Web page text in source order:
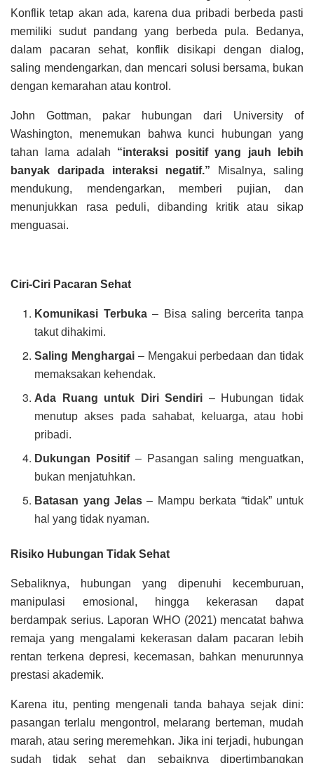
Konflik tetap akan ada, karena dua pribadi berbeda pasti
memiliki sudut pandang yang berbeda pula. Bedanya,
dalam pacaran sehat, konflik disikapi dengan dialog,
saling mendengarkan, dan mencari solusi bersama, bukan
dengan kemarahan atau kontrol.
John Gottman, pakar hubungan dari University of
Washington, menemukan bahwa kunci hubungan yang
tahan lama adalah “interaksi positif yang jauh lebih
banyak daripada interaksi negatif.” Misalnya, saling
mendukung, mendengarkan, memberi pujian, dan
menunjukkan rasa peduli, dibanding kritik atau sikap
menguasai.
Ciri-Ciri Pacaran Sehat
Komunikasi Terbuka– Bisa saling bercerita tanpa
takut dihakimi.
Saling Menghargai – Mengakui perbedaan dan tidak
memaksakan kehendak.
Ada Ruang untuk Diri Sendiri – Hubungan tidak
menutup akses pada sahabat, keluarga, atau hobi
pribadi.
Dukungan Positif– Pasangan saling menguatkan,
bukan menjatuhkan.
Batasan yang Jelas – Mampu berkata “tidak” untuk
hal yang tidak nyaman.
Risiko Hubungan Tidak Sehat
Sebaliknya, hubungan yang dipenuhi kecemburuan,
manipulasi emosional, hingga kekerasan dapat
berdampak serius. Laporan WHO (2021) mencatat bahwa
remaja yang mengalami kekerasan dalam pacaran lebih
rentan terkena depresi, kecemasan, bahkan menurunnya
prestasi akademik.
Karena itu, penting mengenali tanda bahaya sejak dini:
pasangan terlalu mengontrol, melarang berteman, mudah
marah, atau sering meremehkan. Jika ini terjadi, hubungan
sudah tidak sehat dan sebaiknya dipertimbangkan